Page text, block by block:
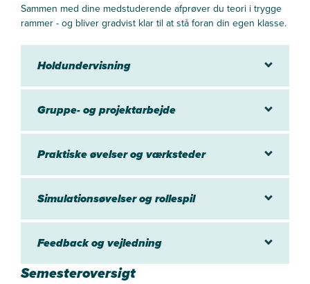
Sammen med dine medstuderende afprøver du teori i trygge
rammer - og bliver gradvist klar til at stå foran din egen klasse.
Holdundervisning
Gruppe- og projektarbejde
Praktiske øvelser og værksteder
Simulationsøvelser og rollespil
Feedback og vejledning
Semesteroversigt